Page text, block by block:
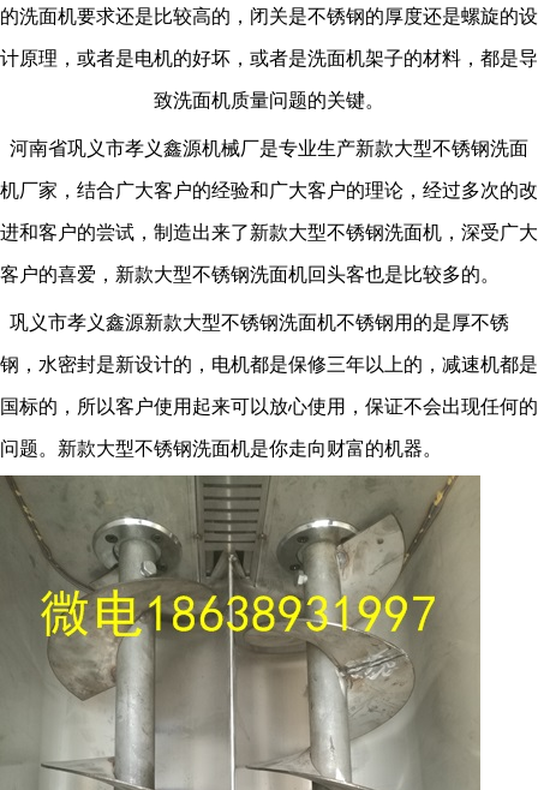
的洗面机要求还是比较高的，闭关是不锈钢的厚度还是螺旋的设
计原理，或者是电机的好坏，或者是洗面机架子的材料，都是导
致洗面机质量问题的关键。
河南省巩义市孝义鑫源机械厂是专业生产新款大型不锈钢洗面
机厂家，结合广大客户的经验和广大客户的理论，经过多次的改
进和客户的尝试，制造出来了新款大型不锈钢洗面机，深受广大
客户的喜爱，新款大型不锈钢洗面机回头客也是比较多的。
巩义市孝义鑫源新款大型不锈钢洗面机不锈钢用的是厚不锈
钢，水密封是新设计的，电机都是保修三年以上的，减速机都是
国标的，所以客户使用起来可以放心使用，保证不会出现任何的
问题。新款大型不锈钢洗面机是你走向财富的机器。